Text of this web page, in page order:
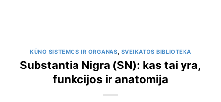
KŪNO SISTEMOS IR ORGANAS, SVEIKATOS BIBLIOTEKA
Substantia Nigra (SN): kas tai yra,
funkcijos ir anatomija